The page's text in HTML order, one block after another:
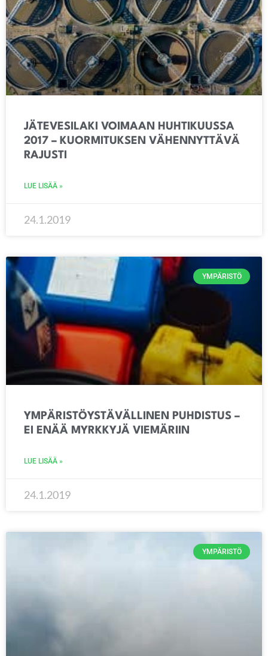
JÄTEVESILAKI VOIMAAN HUHTIKUUSSA
2017 – KUORMITUKSEN VÄHENNYTTÄVÄ
RAJUSTI
LUE LISÄÄ »
24.1.2019
YMPÄRISTÖ
YMPÄRISTÖYSTÄVÄLLINEN PUHDISTUS –
EI ENÄÄ MYRKKYJÄ VIEMÄRIIN
LUE LISÄÄ »
24.1.2019
YMPÄRISTÖ